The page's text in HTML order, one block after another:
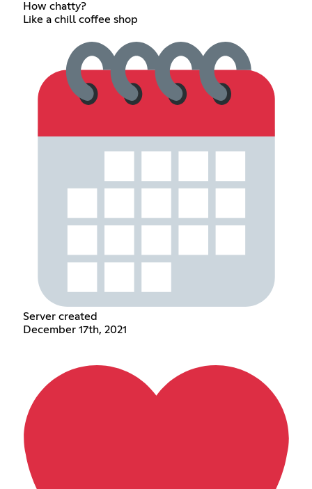
How chatty?
Like a chill coffee shop
Server created
December 17th, 2021